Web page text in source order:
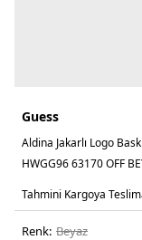
Guess
Aldina Jakarlı Logo
HWGG96 63170 OFF
Tahmini Kargoya
Renk: beyaz